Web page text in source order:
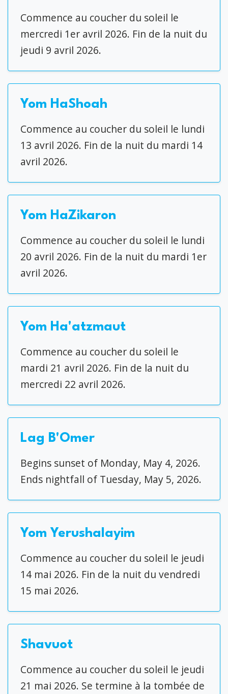
Commence au coucher du soleil le
mercredi 1er avril 2026. Fin de la nuit du
jeudi 9 avril 2026.
Yom HaShoah
Commence au coucher du soleil le lundi
13 avril 2026. Fin de la nuit du mardi 14
avril 2026.
Yom HaZikaron
Commence au coucher du soleil le lundi
20 avril 2026. Fin de la nuit du mardi 1er
avril 2026.
Yom Ha'atzmaut
Commence au coucher du soleil le
mardi 21 avril 2026. Fin de la nuit du
mercredi 22 avril 2026.
Lag B'Omer
Begins sunset of Monday, May 4, 2026.
Ends nightfall of Tuesday, May 5, 2026.
Yom Yerushalayim
Commence au coucher du soleil le jeudi
14 mai 2026. Fin de la nuit du vendredi
15 mai 2026.
Shavuot
Commence au coucher du soleil le jeudi
21 mai 2026. Se termine à la tombée de